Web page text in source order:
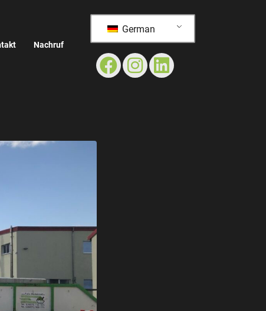
Nachruf
German